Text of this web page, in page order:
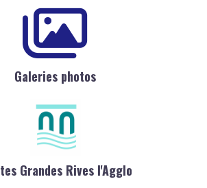
Galeries photos
Grandes Rives l'Agglo